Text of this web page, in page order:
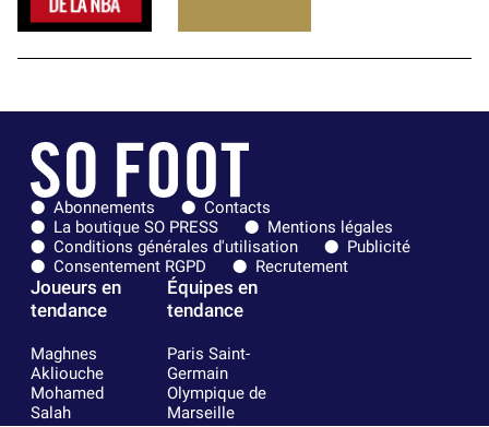
Abonnements
Contacts
La boutique SO PRESS
Mentions légales
Conditions générales d'utilisation
Publicité
Consentement RGPD
Recrutement
Joueurs en
tendance
Maghnes
Akliouche
Mohamed
Salah
Équipes en
tendance
Paris Saint-
Germain
Olympique de
Marseille